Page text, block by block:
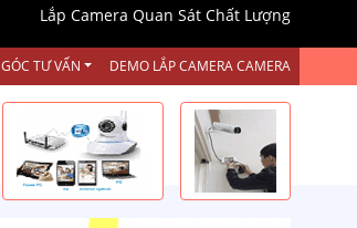
Lắp Camera Quan Sát Chất Lượng
GÓC TƯ VẤN DEMO LẮP CAMERA CAMERA